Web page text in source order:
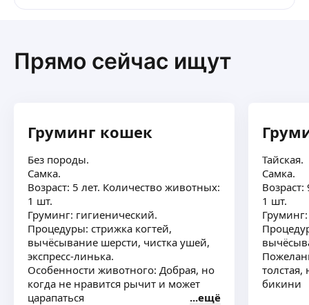
Прямо сейчас ищут
Груминг кошек
Без породы.
Самка.
Возраст: 5 лет. Количество животных:
1 шт.
Груминг: гигиенический.
Процедуры: стрижка когтей,
вычёсывание шерсти, чистка ушей,
экспресс-линька.
Особенности животного: Добрая, но
когда не нравится рычит и может
царапаться
ещё
Тайская.
Самка.
1 шт.
бикини